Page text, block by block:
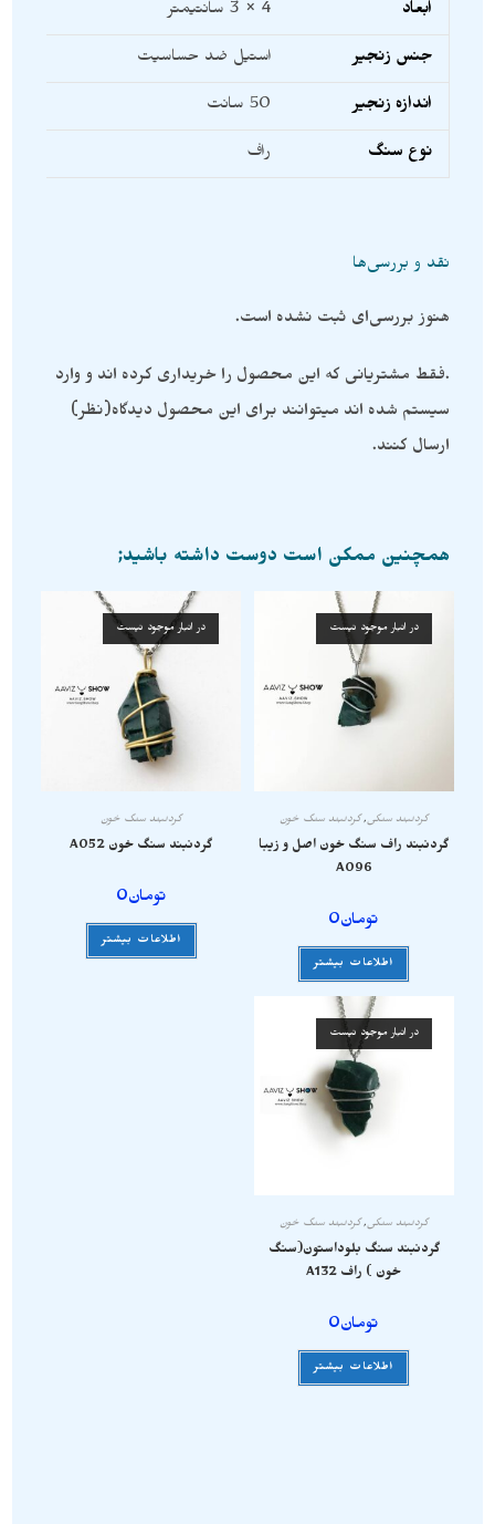
ابعاد 4 × 3 سانتیمتر
جنس زنجیر استیل ضد حساسیت
اندازه زنجیر 50 سانت
نوع سنگ راف
نقد و بررسی‌ها
هنوز بررسی‌ای ثبت نشده است.
.فقط مشتریانی که این محصول را خریداری کرده اند و وارد
سیستم شده اند میتوانند برای این محصول دیدگاه(نظر)
ارسال کنند.
همچنین ممکن است دوست داشته باشید;
در انبار موجود نیست
گردنبند سنگی,گردنبند سنگ خون
گردنبند راف سنگ خون اصل و زیبا
A096
تومان0
اطلاعات بیشتر
در انبار موجود نیست
گردنبند سنگ خون
گردنبند سنگ خون A052
تومان0
اطلاعات بیشتر
در انبار موجود نیست
گردنبند سنگی, گردنبند سنگ خون
گردنبند سنگ بلوداستون(سنگ
خون ) راف A132
تومان0
اطلاعات بیشتر